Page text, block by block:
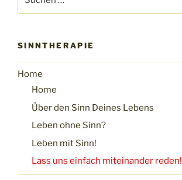
nach:
SINNTHERAPIE
Home
Home
Über den Sinn Deines Lebens
Leben ohne Sinn?
Leben mit Sinn!
Lass uns einfach miteinander reden!